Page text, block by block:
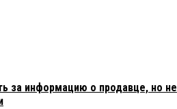
за информацию о продавце, но не